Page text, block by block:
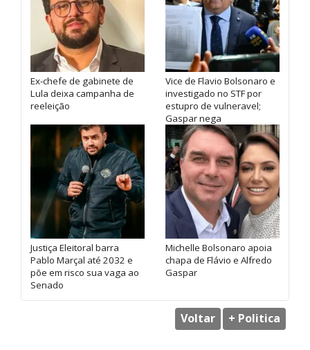
Ex-chefe de gabinete de
Lula deixa campanha de
reeleição
Vice de Flavio Bolsonaro e
investigado no STF por
estupro de vulneravel;
Gaspar nega
Justiça Eleitoral barra
Pablo Marçal até 2032 e
põe em risco sua vaga ao
Senado
Michelle Bolsonaro apoia
chapa de Flávio e Alfredo
Gaspar
Voltar + Politica